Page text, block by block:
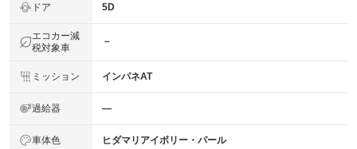
ドア 5D
エコカー減
税対象車
－
ミッション インパネAT
過給器 ―
車体色 ヒダマリアイボリー・パール